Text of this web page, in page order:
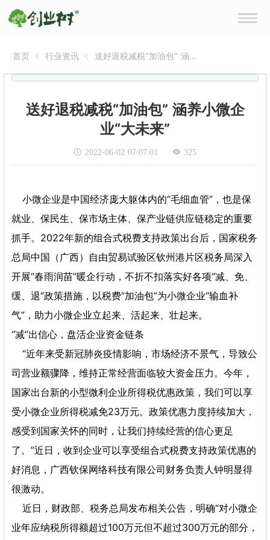
首页 行业资讯
送好退税减税“加油包” 涵养
送好退税减税“加油包” 涵养小微企
业“大未来”
2022-06-02 07:07:01 325
小微企业是中国经济庞大躯体内的“毛细血管”，也是保
就业、保民生、保市场主体、保产业链供应链稳定的重要
抓手。2022年新的组合式税费支持政策出台后，国家税务
总局中国（广西）自由贸易试验区钦州港片区税务局深入
开展“春雨润苗”暖企行动，不折不扣落实好各项“减、免、
缓、退”政策措施，以税费“加油包”为小微企业“输血补
气”，助力小微企业立起来、活起来、壮起来。
“减”出信心，盘活企业资金链条
“近年来受新冠肺炎疫情影响，市场经济不景气，导致公
司营业额骤降，维持正常经营面临较大资金压力。今年，
国家出台新的小型微利企业所得税优惠政策，我们可以享
受小微企业所得税减免23万元。政策优惠力度持续加大，
感受到国家关怀的同时，让我们持续经营的信心更足
了。”近日，收到企业可以享受组合式税费支持政策优惠的
好消息，广西钦保网络科技有限公司财务负责人钟明显得
很激动。
近日，财政部、税务总局发布相关公告，明确“对小微企
业年应纳税所得额超过100万元但不超过300万元的部分，